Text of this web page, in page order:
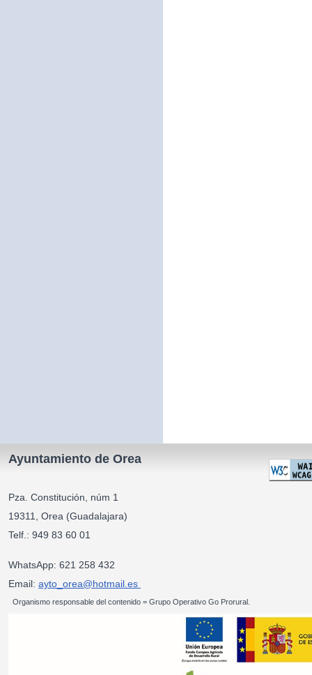
Ayuntamiento de Orea
Pza. Constitución, núm 1
19311, Orea (Guadalajara)
Telf.: 949 83 60 01
WhatsApp: 621 258 432
Email: ayto_orea@hotmail.es
Organismo responsable del contenido = Grupo Operativo Go Prorural.